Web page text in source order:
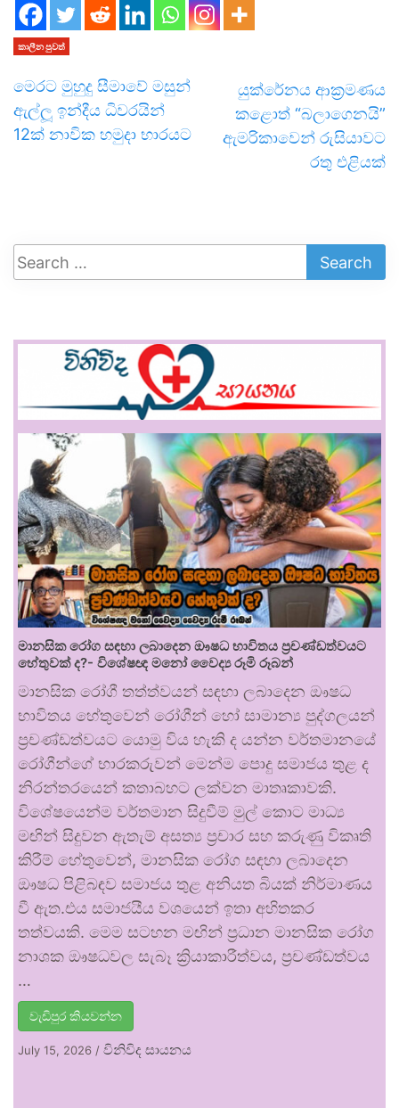
කාලීන පුවත්
මෙරට මුහුදු සීමාවේ මසුන්
ඇල්ලූ ඉන්දීය ධිවරයින්
12ක් නාවික හමුදා භාරයට
යුක්රේනය ආක්‍රමණය
කළොත් “බලාගෙනයි”
ඇමරිකාවෙන් රුසියාවට
රතු එළියක්
මානසික රෝග සඳහා ලබාදෙන ඖෂධ භාවිතය ප්‍රචණ්ඩත්වයට
හේතුවක් ද?- විශේෂඥ මනෝ වෛද්‍ය රූමි රූබන්
මානසික රෝගී තත්ත්වයන් සඳහා ලබාදෙන ඖෂධ
භාවිතය හේතුවෙන් රෝගීන් හෝ සාමාන්‍ය පුද්ගලයන්
ප්‍රචණ්ඩත්වයට යොමු විය හැකි ද යන්න වර්තමානයේ
රෝගීන්ගේ භාරකරුවන් මෙන්ම පොදු සමාජය තුළ ද
නිරන්තරයෙන් කතාබහට ලක්වන මාතෘකාවකි.
විශේෂයෙන්ම වර්තමාන සිදුවීම් මුල් කොට මාධ්‍ය
මඟින් සිදුවන ඇතැම් අසත්‍ය ප්‍රචාර සහ කරුණු විකෘති
කිරීම් හේතුවෙන්, මානසික රෝග සඳහා ලබාදෙන
ඖෂධ පිළිබඳව සමාජය තුළ අනියත බියක් නිර්මාණය
වී ඇත.එය සමාජයීය වශයෙන් ඉතා අහිතකර
තත්වයකි. මෙම සටහන මඟින් ප්‍රධාන මානසික රෝග
නාශක ඖෂධවල සැබෑ ක්‍රියාකාරීත්වය, ප්‍රචණ්ඩත්වය
…
වැඩිපුර කියවන්න
July 15, 2026 / විනිවිද සායනය